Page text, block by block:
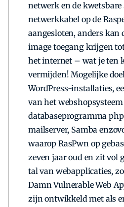
netwerk en de kwetsbare
netwerkkabel op de
aangesloten, anders kan
image toegang krijgen
het inter­net – wat je ten
vermijden! Mogelijke
WordPress-installaties,
van het
databaseprogramma
mailserver, Samba
waarop RasPwn op
zeven jaar oud en zit vol
tal van webapplicaties,
Damn Vulnerable Web
zijn ontwikkeld met als